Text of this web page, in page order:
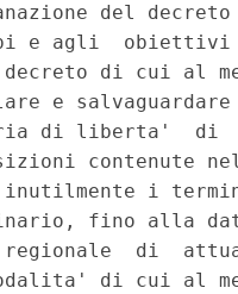
del
e agli
di cui al
e
di liberta'  di
contenute
inutilmente i
fino alla
di
di cui al